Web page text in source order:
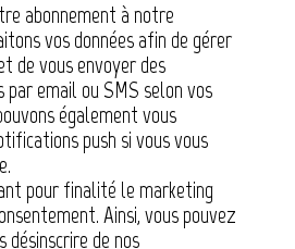
abonnement à notre
vos données afin de gérer
de vous envoyer des
email ou SMS selon vos
également vous
push si vous vous
pour finalité le marketing
Ainsi, vous pouvez
de nos